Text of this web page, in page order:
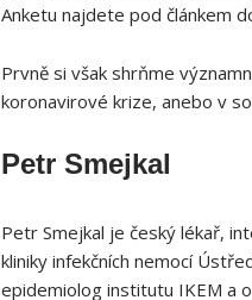
Anketu najdete pod článkem
Prvně si však shrňme
koronavirové krize, anebo v
Petr Smejkal
Petr Smejkal je český lékař,
kliniky infekčních nemocí
epidemiolog institutu IKEM a